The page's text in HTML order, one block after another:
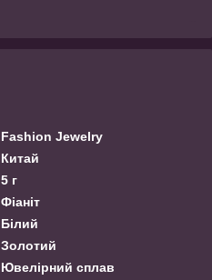
Fashion Jewelry
Китай
5 г
Фіаніт
Білий
Золотий
Ювелірний сплав